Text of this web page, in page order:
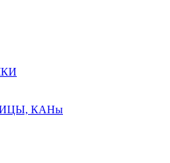
КАНы